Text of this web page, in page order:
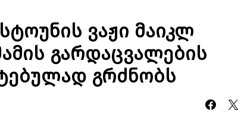
ვაჟი მაიკლ
გარდაცვალების
გრძნობს